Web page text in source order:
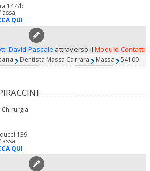
147/b
QUI
David Pascale attraverso ilModulo Contatti
Dentista Massa Carrara Massa 54100
139
QUI